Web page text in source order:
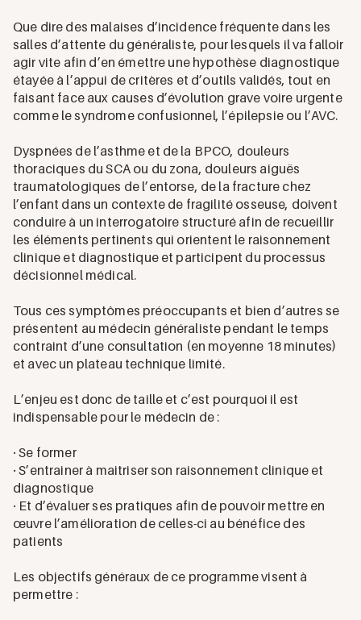
Que dire des malaises d’incidence fréquente dans les
salles d’attente du généraliste, pour lesquels il va falloir
agir vite afin d’en émettre une hypothèse diagnostique
étayée à l’appui de critères et d’outils validés, tout en
faisant face aux causes d’évolution grave voire urgente
comme le syndrome confusionnel, l’épilepsie ou l’AVC.
Dyspnées de l’asthme et de la BPCO, douleurs
thoraciques du SCA ou du zona, douleurs aiguës
traumatologiques de l’entorse, de la fracture chez
l’enfant dans un contexte de fragilité osseuse, doivent
conduire à un interrogatoire structuré afin de recueillir
les éléments pertinents qui orientent le raisonnement
clinique et diagnostique et participent du processus
décisionnel médical.
Tous ces symptômes préoccupants et bien d’autres se
présentent au médecin généraliste pendant le temps
contraint d’une consultation (en moyenne 18 minutes)
et avec un plateau technique limité.
L’enjeu est donc de taille et c’est pourquoi il est
indispensable pour le médecin de :
· Se former
· S’entrainer à maitriser son raisonnement clinique et
diagnostique
· Et d’évaluer ses pratiques afin de pouvoir mettre en
œuvre l’amélioration de celles-ci au bénéfice des
patients
Les objectifs généraux de ce programme visent à
permettre :